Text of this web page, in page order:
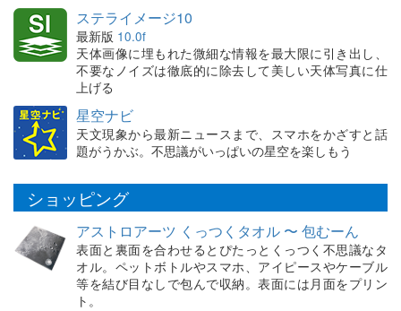
ステライメージ10
最新版 10.0f
天体画像に埋もれた微細な情報を最大限に引き出し、
不要なノイズは徹底的に除去して美しい天体写真に仕
上げる
星空ナビ
天文現象から最新ニュースまで、スマホをかざすと話
題がうかぶ。不思議がいっぱいの星空を楽しもう
ショッピング
アストロアーツ くっつくタオル 〜 包むーん
表面と裏面を合わせるとぴたっとくっつく不思議なタ
オル。ペットボトルやスマホ、アイピースやケーブル
等を結び目なしで包んで収納。表面には月面をプリン
ト。